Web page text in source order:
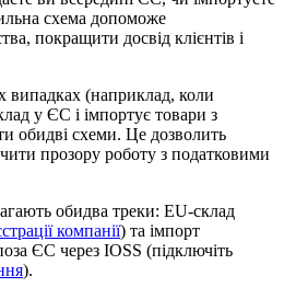
схема допоможе
покращити досвід клієнтів і
випадках (наприклад, коли
у ЄС і імпортує товари з
обидві схеми. Це дозволить
прозору роботу з податковими
обидва треки: EU-склад
компанії) та імпорт
ЄС через IOSS (підключіть
).